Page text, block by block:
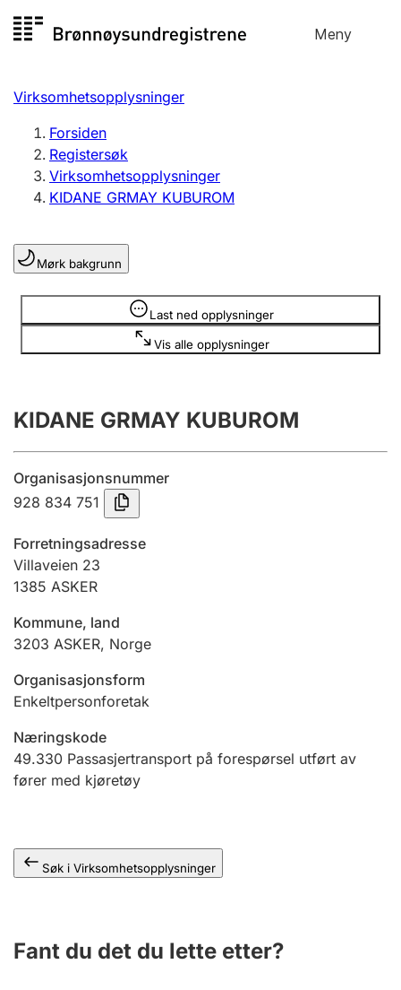
til
Meny
Registersøk
Aksjeselskap
Enkeltpersonforetak
Registrere, endre, slette
Lag og forening
Registrere, endre, slette
Årsregnskap
Innsending og forsinkelsesgebyr
Tinglysing
Jeger
Ektepaktveileder
Offentlig sektor
Virksomhetsopplysninger
Forsiden
Registersøk
Virksomhetsopplysninger
KIDANE GRMAY KUBUROM
Mørk bakgrunn
Last ned opplysninger
Vis alle opplysninger
Opplysninger er skjult
KIDANE GRMAY KUBUROM
Organisasjonsnummer
928 834 751
Forretningsadresse
Villaveien 23
1385 ASKER
Kommune, land
3203 ASKER, Norge
Organisasjonsform
Enkeltpersonforetak
Næringskode
49.330 Passasjertransport på forespørsel utført av
fører med kjøretøy
Søk i Virksomhetsopplysninger
Fant du det du lette etter?